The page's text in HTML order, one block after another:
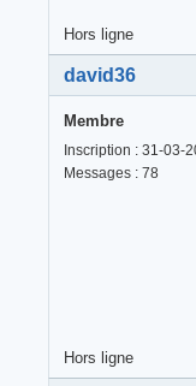
Hors ligne
david36
Membre
Inscription : 31-03-
Messages : 78
Hors ligne